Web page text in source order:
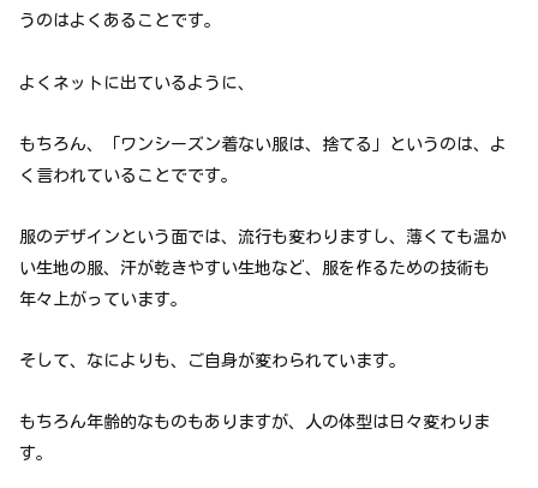
うのはよくあることです。
よくネットに出ているように、
もちろん、「ワンシーズン着ない服は、捨てる」というのは、よ
く言われていることでです。
服のデザインという面では、流行も変わりますし、薄くても温か
い生地の服、汗が乾きやすい生地など、服を作るための技術も
年々上がっています。
そして、なによりも、ご自身が変わられています。
もちろん年齢的なものもありますが、人の体型は日々変わりま
す。